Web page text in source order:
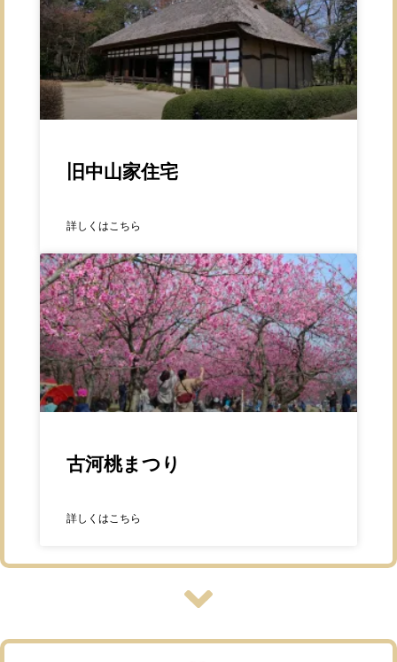
旧中山家住宅
詳しくはこちら
古河桃まつり
詳しくはこちら